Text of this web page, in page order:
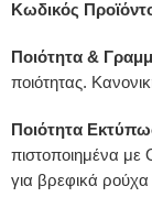
Κωδικός
Ποιότητα &
ποιότητας.
Ποιότητα
πιστοποιημένα
για βρεφικά